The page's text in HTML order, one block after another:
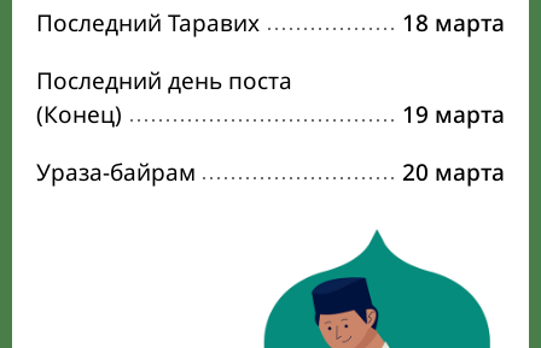
Последний Таравих
18 марта
Последний день поста
(Конец)
19 марта
Ураза-байрам
20 марта